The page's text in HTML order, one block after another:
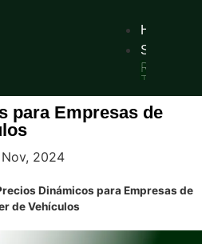
Home
Solutions
Rental
Traditional
car
rental
service
per-
services,
para Empresas de
2024
Dinámicos para Empresas de
de Vehículos